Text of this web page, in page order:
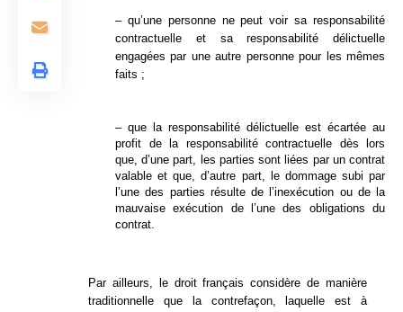
– qu’une personne ne peut voir sa responsabilité
contractuelle et sa responsabilité délictuelle
engagées par une autre personne pour les mêmes
faits ;
– que la responsabilité délictuelle est écartée au
profit de la responsabilité contractuelle dès lors
que, d’une part, les parties sont liées par un contrat
valable et que, d’autre part, le dommage subi par
l’une des parties résulte de l’inexécution ou de la
mauvaise exécution de l’une des obligations du
contrat.
Par ailleurs, le droit français considère de manière
traditionnelle que la contrefaçon, laquelle est à